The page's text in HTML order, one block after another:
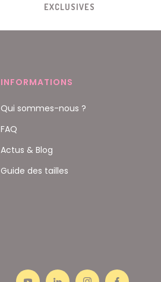
EXCLUSIVES
INFORMATIONS
Qui sommes-nous ?
FAQ
Actus & Blog
Guide des tailles